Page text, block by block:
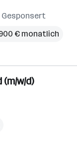
Gesponsert
€ monatlich
w/d)